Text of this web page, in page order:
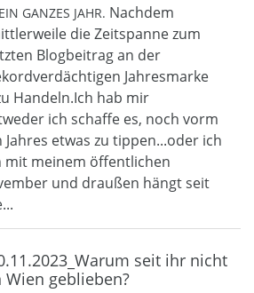
GANZES JAHR. Nachdem
die Zeitspanne zum
Blogbeitrag an der
Jahresmarke
Handeln.Ich hab mir
ich schaffe es, noch vorm
Jahres etwas zu tippen...oder ich
mit meinem öffentlichen
und draußen hängt seit
seit ihr nicht
Wien geblieben?